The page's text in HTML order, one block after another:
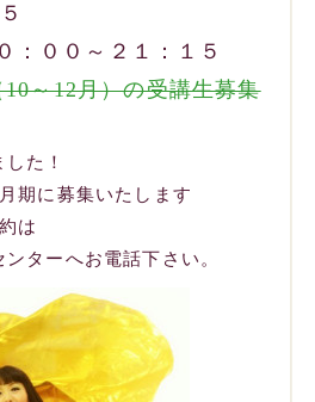
：００～２１：１５
10～12月）の受講生募集
た！
期に募集いたします
は
ターへお電話下さい。